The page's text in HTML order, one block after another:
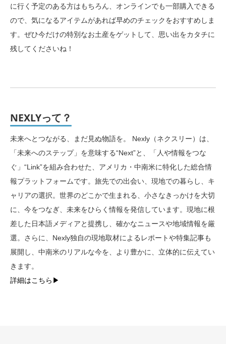
に行く予定のある方はもちろん、オンラインでも一部購入できる
ので、気になるアイテムがあれば早めのチェックをおすすめしま
す。ぜひ今だけの特別なお土産をゲットして、思い出をカタチに
残してくださいね！
NEXLYって？
未来へとつながる、まだ見ぬ物語を。 Nexly（ネクスリー）は、
「未来へのステップ」を意味する“Next”と、「人や情報をつな
ぐ」“Link”を組み合わせた、アメリカ・中南米に特化した総合情
報プラットフォームです。旅先での出会い、現地での暮らし、キ
ャリアの選択。世界のどこかで生まれる、小さなきっかけを大切
に、今をつなぎ、未来をひらく情報を発信しています。現地に根
差した日本語メディアと提携し、確かなニュースや地域情報を厳
選。さらに、Nexly独自の現地取材によるレポートや特集記事も
展開し、中南米のリアルな今を、より豊かに、立体的に伝えてい
きます。
詳細はこちら▶︎